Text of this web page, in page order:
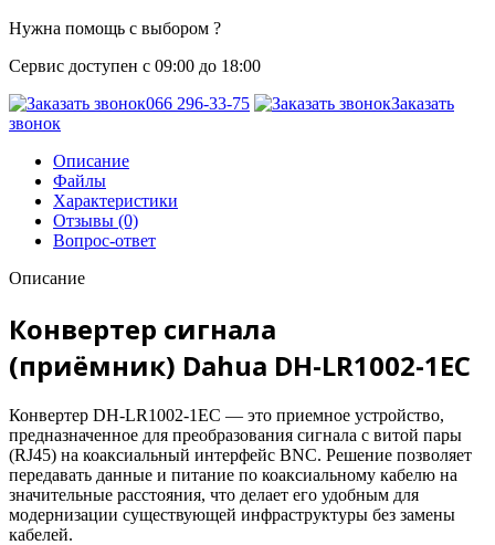
Нужна помощь с выбором ?
Сервис доступен с 09:00 до 18:00
066 296-33-75
Заказать
звонок
Описание
Файлы
Характеристики
Отзывы (0)
Вопрос-ответ
Описание
Конвертер сигнала
(приёмник) Dahua DH-LR1002-1EC
Конвертер DH-LR1002-1EC — это приемное устройство,
предназначенное для преобразования сигнала с витой пары
(RJ45) на коаксиальный интерфейс BNC. Решение позволяет
передавать данные и питание по коаксиальному кабелю на
значительные расстояния, что делает его удобным для
модернизации существующей инфраструктуры без замены
кабелей.